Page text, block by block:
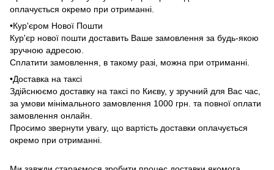
оплачується окремо при отриманні.
•Кур'єром Нової Пошти
Кур'єр нової пошти доставить Ваше замовлення за будь-якою
зручною адресою.
Сплатити замовлення, в такому разі, можна при отриманні.
•Доставка на таксі
Здійснюємо доставку на таксі по Києву, у зручний для Вас час,
за умови мінімального замовлення 1000 грн. та повної оплати
замовлення онлайн.
Просимо звернути увагу, що вартість доставки оплачується
окремо при отриманні.